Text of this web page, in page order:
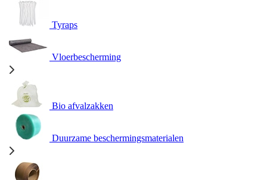
Tyraps
Vloerbescherming
Bio afvalzakken
Duurzame beschermingsmaterialen